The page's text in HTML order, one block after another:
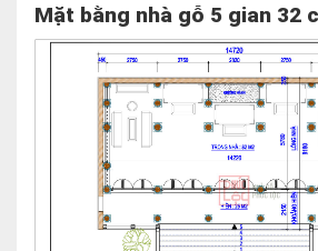
Mặt bằng nhà gỗ 5 gian 32